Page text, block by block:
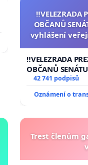
‼️VELEZRADA
OBČANŮ
vyhlášení
na přijetí
žaloby na
‼️VELEZRADA
OBČANŮ
vyhlášení
144 jednacího
na přijetí
42 741 podpisů
Oznámení o
Trest členům